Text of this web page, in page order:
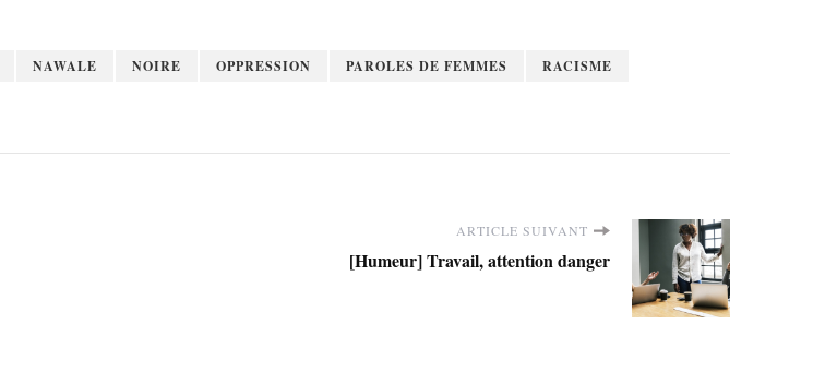
NAWALE NOIRE OPPRESSION PAROLES DE FEMMES RACISME
ARTICLE SUIVANT
[Humeur] Travail, attention danger